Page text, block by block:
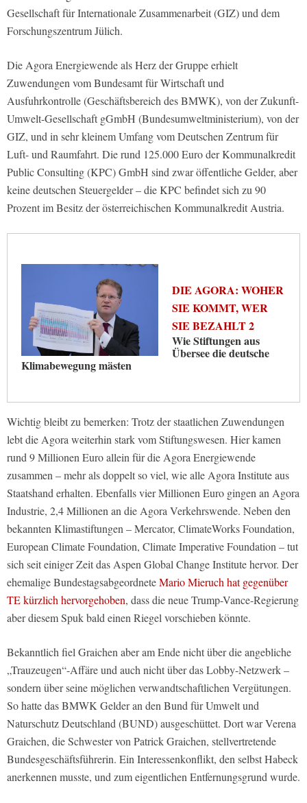
Gesellschaft für Internationale Zusammenarbeit (GIZ) und dem
Forschungszentrum Jülich.
Die Agora Energiewende als Herz der Gruppe erhielt
Zuwendungen vom Bundesamt für Wirtschaft und
Ausfuhrkontrolle (Geschäftsbereich des BMWK), von der Zukunft-
Umwelt-Gesellschaft gGmbH (Bundesumweltministerium), von der
GIZ, und in sehr kleinem Umfang vom Deutschen Zentrum für
Luft- und Raumfahrt. Die rund 125.000 Euro der Kommunalkredit
Public Consulting (KPC) GmbH sind zwar öffentliche Gelder, aber
keine deutschen Steuergelder – die KPC befindet sich zu 90
Prozent im Besitz der österreichischen Kommunalkredit Austria.
DIE AGORA: WOHER
SIE KOMMT, WER
SIE BEZAHLT 2
Wie Stiftungen aus
Übersee die deutsche
Klimabewegung mästen
Wichtig bleibt zu bemerken: Trotz der staatlichen Zuwendungen
lebt die Agora weiterhin stark vom Stiftungswesen. Hier kamen
rund 9 Millionen Euro allein für die Agora Energiewende
zusammen – mehr als doppelt so viel, wie alle Agora Institute aus
Staatshand erhalten. Ebenfalls vier Millionen Euro gingen an Agora
Industrie, 2,4 Millionen an die Agora Verkehrswende. Neben den
bekannten Klimastiftungen – Mercator, ClimateWorks Foundation,
European Climate Foundation, Climate Imperative Foundation – tut
sich seit einiger Zeit das Aspen Global Change Institute hervor. Der
ehemalige BundestagsabgeordneteMario Mieruch hat gegenüber
TE kürzlich hervorgehoben, dass die neue Trump-Vance-Regierung
aber diesem Spuk bald einen Riegel vorschieben könnte.
Bekanntlich fiel Graichen aber am Ende nicht über die angebliche
„Trauzeugen“-Affäre und auch nicht über das Lobby-Netzwerk –
sondern über seine möglichen verwandtschaftlichen Vergütungen.
So hatte das BMWK Gelder an den Bund für Umwelt und
Naturschutz Deutschland (BUND) ausgeschüttet. Dort war Verena
Graichen, die Schwester von Patrick Graichen, stellvertretende
Bundesgeschäftsführerin. Ein Interessenkonflikt, den selbst Habeck
anerkennen musste, und zum eigentlichen Entfernungsgrund wurde.